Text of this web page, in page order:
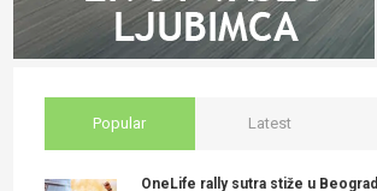
Popular Latest
OneLife rally sutra stiže u Beograd